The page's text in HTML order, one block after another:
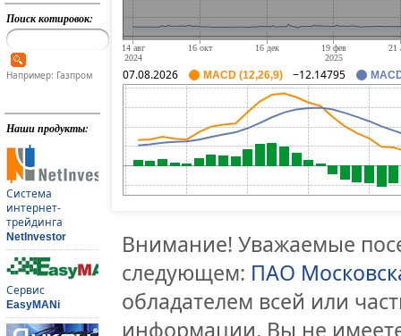
Поиск котировок:
Например: Газпром
Наши продукты:
Система
интернет-
трейдинга
NetInvestor
Сервис
EasyMANi
07.08.2026 MACD (12,26,9) −12.14795
Внимание! Уважаемые
следующем: ПАО
обладателем всей или
информации. Вы не